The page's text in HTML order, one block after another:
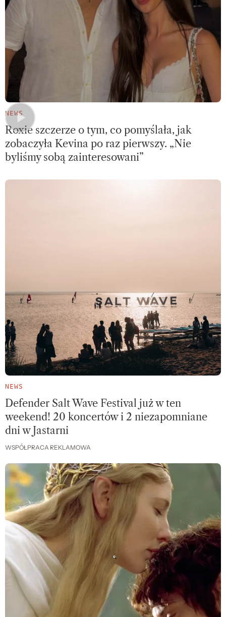
NEWS
Roxie szczerze o tym, co pomyślała, jak
zobaczyła Kevina po raz pierwszy. „Nie
byliśmy sobą zainteresowani”
NEWS
Defender Salt Wave Festival już w ten
weekend! 20 koncertów i 2 niezapomniane
dni w Jastarni
WSPÓŁPRACA REKLAMOWA